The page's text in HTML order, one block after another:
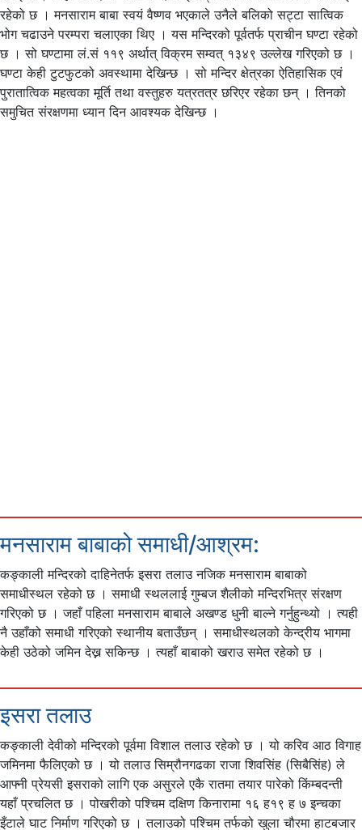
रहेको छ । मनसाराम बाबा स्वयं वैष्णव भएकाले उनैले बलिको सट्टा सात्विक
भोग चढाउने परम्परा चलाएका थिए । यस मन्दिरको पूर्वतर्फ प्राचीन घण्टा रहेको
छ । सो घण्टामा लं.सं ११९ अर्थात् विक्रम सम्वत् १३४९ उल्लेख गरिएको छ ।
घण्टा केही टुटफुटको अवस्थामा देखिन्छ । सो मन्दिर क्षेत्रका ऐतिहासिक एवं
पुरातात्विक महत्वका मूर्ति तथा वस्तुहरु यत्रतत्र छरिएर रहेका छन् । तिनको
समुचित संरक्षणमा ध्यान दिन आवश्यक देखिन्छ ।
मनसाराम बाबाको समाधी/आश्रम:
कङ्काली मन्दिरको दाहिनेतर्फ इसरा तलाउ नजिक मनसाराम बाबाको
समाधीस्थल रहेको छ । समाधी स्थललाई गुम्बज शैलीको मन्दिरभित्र संरक्षण
गरिएको छ । जहाँ पहिला मनसाराम बाबाले अखण्ड धुनी बाल्ने गर्नुहुन्थ्यो । त्यही
नै उहाँको समाधी गरिएको स्थानीय बताउँछन् । समाधीस्थलको केन्द्रीय भागमा
केही उठेको जमिन देख्न सकिन्छ । त्यहाँ बाबाको खराउ समेत रहेको छ ।
इसरा तलाउ
कङ्काली देवीको मन्दिरको पूर्वमा विशाल तलाउ रहेको छ । यो करिव आठ विगाह
जमिनमा फैलिएको छ । यो तलाउ सिम्रौनगढका राजा शिवसिंह (सिबैसिंह) ले
आफ्नी प्रेयसी इसराको लागि एक असुरले एकै रातमा तयार पारेको किंम्बदन्ती
यहाँ प्रचलित छ । पोखरीको पश्चिम दक्षिण किनारामा १६ ह१९ ह ७ इन्चका
इँटाले घाट निर्माण गरिएको छ । तलाउको पश्चिम तर्फको खुला चौरमा हाटबजार